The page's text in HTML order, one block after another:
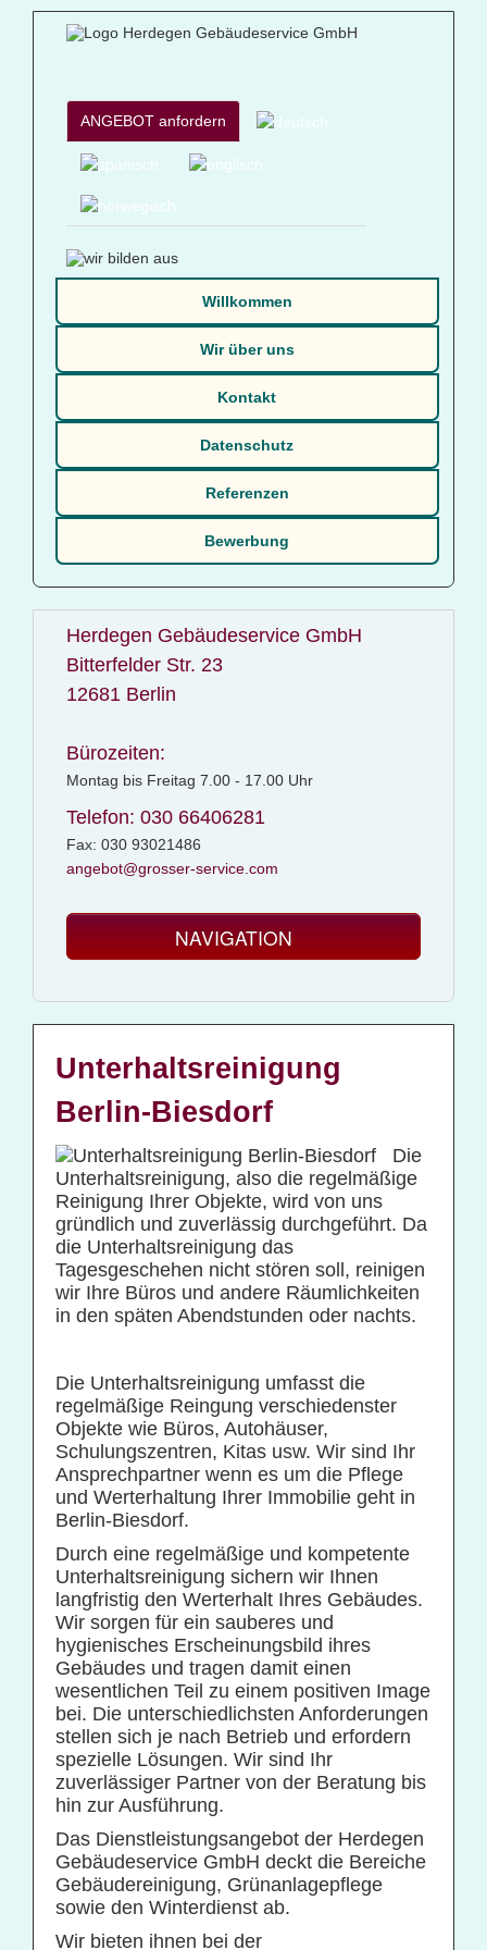
ANGEBOT anfordern
Willkommen
Wir über uns
Kontakt
Datenschutz
Referenzen
Bewerbung
Herdegen Gebäudeservice GmbH
Bitterfelder Str. 23
12681 Berlin
Bürozeiten:
Montag bis Freitag 7.00 - 17.00 Uhr
Telefon: 030 66406281
Fax: 030 93021486
angebot@grosser-service.com
NAVIGATION
Baucontainerreinigung
Baureinigung
Fassadenreinigung und Denkmalpflege
Fensterreinigung
Fitnessstudioreinigung
Glas- und Glasfassadenreinigung
Großküchenreinigung
Industriereinigung
Kino- und Theatersaalreinigung
Kitareinigung
Praxisreinigung
Privathaushaltsreinigung
Restaurantreinigung
Schulreinigung
Solaranlagenreinigung mit Osmosetechnik
Teppichbodenreinigung
Unterhaltsreinigung
Veranstaltungsreinigung
Verkehrs- und Grauflächenreinigung
Verkehrsmittelreinigung
Hausmeisterservice
Grünflächenpflege
Winterdienst
Unterhaltsreinigung
Berlin-Biesdorf
Die
Unterhaltsreinigung, also die regelmäßige
Reinigung Ihrer Objekte, wird von uns
gründlich und zuverlässig durchgeführt. Da
die Unterhaltsreinigung das
Tagesgeschehen nicht stören soll, reinigen
wir Ihre Büros und andere Räumlichkeiten
in den späten Abendstunden oder nachts.
Die Unterhaltsreinigung umfasst die
regelmäßige Reingung verschiedenster
Objekte wie Büros, Autohäuser,
Schulungszentren, Kitas usw. Wir sind Ihr
Ansprechpartner wenn es um die Pflege
und Werterhaltung Ihrer Immobilie geht in
Berlin-Biesdorf.
Durch eine regelmäßige und kompetente
Unterhaltsreinigung sichern wir Ihnen
langfristig den Werterhalt Ihres Gebäudes.
Wir sorgen für ein sauberes und
hygienisches Erscheinungsbild ihres
Gebäudes und tragen damit einen
wesentlichen Teil zu einem positiven Image
bei. Die unterschiedlichsten Anforderungen
stellen sich je nach Betrieb und erfordern
spezielle Lösungen. Wir sind Ihr
zuverlässiger Partner von der Beratung bis
hin zur Ausführung.
Das Dienstleistungsangebot der Herdegen
Gebäudeservice GmbH deckt die Bereiche
Gebäudereinigung, Grünanlagepflege
sowie den Winterdienst ab.
Wir bieten ihnen bei der